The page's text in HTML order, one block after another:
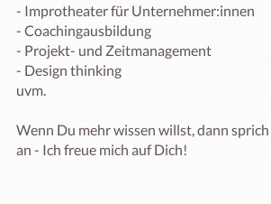
- Improtheater für Unternehmer:innen
- Coachingausbildung
- Projekt- und Zeitmanagement
- Design thinking
uvm.
Wenn Du mehr wissen willst, dann
an - Ich freue mich auf Dich!